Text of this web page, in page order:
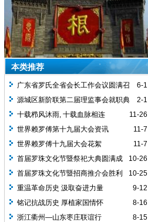
本类推荐
6-1
广东省罗氏全省会长工作会议圆满召
开
2-1
源城区新阶联第二届理监事会就职典
礼圆满举行
11-26
十载栉风沐雨, 十载血脉相连
11-7
世界赖罗傅第十九届大会资讯
11-7
世界赖罗傅十九届大会花絮
10-26
首届罗珠文化节暨祭祀大典圆满成
功
10-25
首届罗珠文化节暨招商推介会胜利
召开
9-12
重温革命历史 汲取奋进力量
8-16
铭记抗战历史 厚植家国情怀
8-15
浙江衢州—山东枣庄联谊行